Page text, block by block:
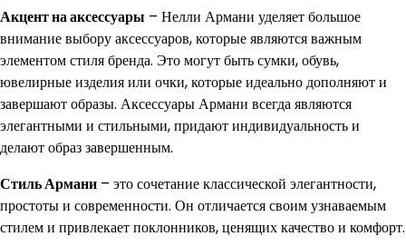
Акцент на аксессуары – Нелли Армани уделяет большое
внимание выбору аксессуаров, которые являются важным
элементом стиля бренда. Это могут быть сумки, обувь,
ювелирные изделия или очки, которые идеально дополняют и
завершают образы. Аксессуары Армани всегда являются
элегантными и стильными, придают индивидуальность и
делают образ завершенным.
Стиль Армани – это сочетание классической элегантности,
простоты и современности. Он отличается своим узнаваемым
стилем и привлекает поклонников, ценящих качество и комфорт.